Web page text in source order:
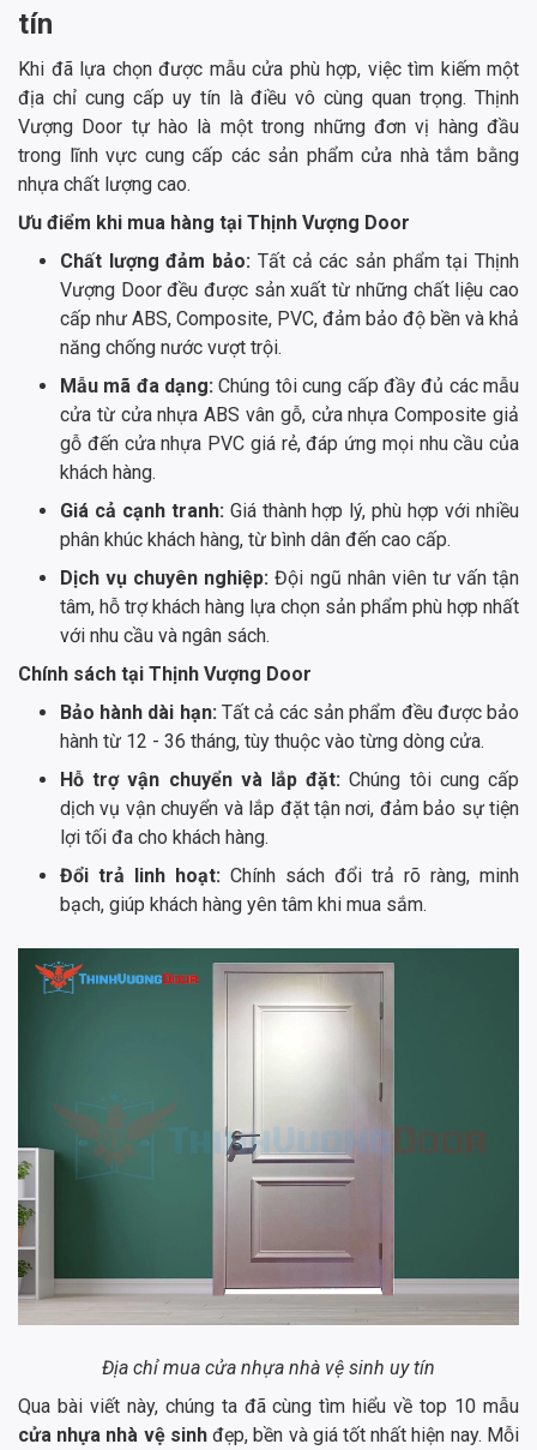
tín
Khi đã lựa chọn được mẫu cửa phù hợp, việc tìm kiếm một
địa chỉ cung cấp uy tín là điều vô cùng quan trọng. Thịnh
Vượng Door tự hào là một trong những đơn vị hàng đầu
trong lĩnh vực cung cấp các sản phẩm cửa nhà tắm bằng
nhựa chất lượng cao.
Ưu điểm khi mua hàng tại Thịnh Vượng Door
Chất lượng đảm bảo: Tất cả các sản phẩm tại Thịnh
Vượng Door đều được sản xuất từ những chất liệu cao
cấp như ABS, Composite, PVC, đảm bảo độ bền và khả
năng chống nước vượt trội.
Mẫu mã đa dạng:Chúng tôi cung cấp đầy đủ các mẫu
cửa từ cửa nhựa ABS vân gỗ, cửa nhựa Composite giả
gỗ đến cửa nhựa PVC giá rẻ, đáp ứng mọi nhu cầu của
khách hàng.
Giá cả cạnh tranh: Giá thành hợp lý, phù hợp với nhiều
phân khúc khách hàng, từ bình dân đến cao cấp.
Dịch vụ chuyên nghiệp: Đội ngũ nhân viên tư vấn tận
tâm, hỗ trợ khách hàng lựa chọn sản phẩm phù hợp nhất
với nhu cầu và ngân sách.
Chính sách tại Thịnh Vượng Door
Bảo hành dài hạn: Tất cả các sản phẩm đều được bảo
hành từ 12 - 36 tháng, tùy thuộc vào từng dòng cửa.
Hỗ trợ vận chuyển và lắp đặt: Chúng tôi cung cấp
dịch vụ vận chuyển và lắp đặt tận nơi, đảm bảo sự tiện
lợi tối đa cho khách hàng.
Đổi trả linh hoạt: Chính sách đổi trả rõ ràng, minh
bạch, giúp khách hàng yên tâm khi mua sắm.
Địa chỉ mua cửa nhựa nhà vệ sinh uy tín
Qua bài viết này, chúng ta đã cùng tìm hiểu về top 10 mẫu
cửa nhựa nhà vệ sinhđẹp, bền và giá tốt nhất hiện nay. Mỗi